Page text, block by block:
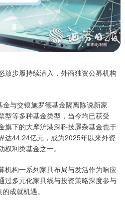
放步履持续潜入，外商独资公募机构
与交银施罗德基金隔离陈说新家
型等多种基金类型，当今均已获受
旗下的大摩沪港深科技羼杂基金也于
达44.24亿元，成为2025年以来外资
利类基金之一。
机构一系列家具布局与发活作为响应
过多元化家具线与投资策略深度参与
成就机遇。